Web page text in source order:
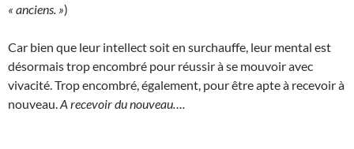
« anciens. »)
Car bien que leur intellect soit en surchauffe, leur mental est
désormais trop encombré pour réussir à se mouvoir avec
vivacité. Trop encombré, également, pour être apte à recevoir à
nouveau. A recevoir du nouveau….